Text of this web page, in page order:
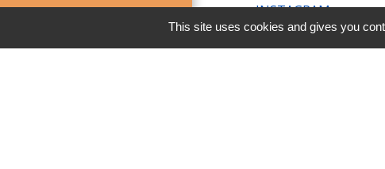
INSTAGRAM
This site uses cookies and gives you